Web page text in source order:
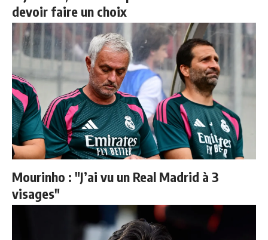
devoir faire un choix
Mourinho : "J’ai vu un Real Madrid à 3
visages"